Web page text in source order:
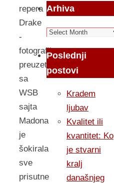
repera
Drake
-
fotografija
preuzeta
sa
WSB
sajta
Madona
je
šokirala
sve
prisutne
Arhiva
Arhiva
Poslednji
postovi
Kradem
ljubav
Kvalitet ili
kvantitet: Ko
je stvarni
kralj
današnjeg